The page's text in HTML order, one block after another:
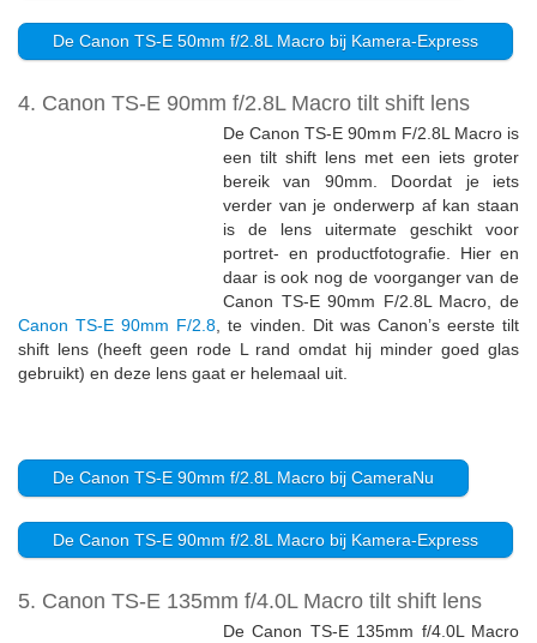
De Canon TS-E 50mm f/2.8L Macro bij Kamera-Express
4. Canon TS-E 90mm f/2.8L Macro tilt shift lens
De Canon TS-E 90mm F/2.8L Macro is
een tilt shift lens met een iets groter
bereik van 90mm. Doordat je iets
verder van je onderwerp af kan staan
is de lens uitermate geschikt voor
portret- en productfotografie. Hier en
daar is ook nog de voorganger van de
Canon TS-E 90mm F/2.8L Macro, de
Canon TS-E 90mm F/2.8 , te vinden. Dit was Canon’s eerste tilt
shift lens (heeft geen rode L rand omdat hij minder goed glas
gebruikt) en deze lens gaat er helemaal uit.
De Canon TS-E 90mm f/2.8L Macro bij CameraNu
De Canon TS-E 90mm f/2.8L Macro bij Kamera-Express
5. Canon TS-E 135mm f/4.0L Macro tilt shift lens
De Canon TS-E 135mm f/4.0L Macro